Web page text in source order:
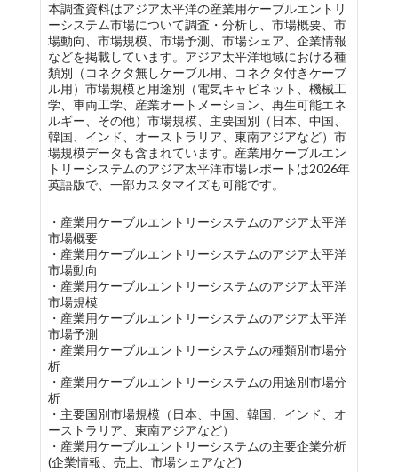
本調査資料はアジア太平洋の産業用ケーブルエントリ
ーシステム市場について調査・分析し、市場概要、市
場動向、市場規模、市場予測、市場シェア、企業情報
などを掲載しています。アジア太平洋地域における種
類別（コネクタ無しケーブル用、コネクタ付きケーブ
ル用）市場規模と用途別（電気キャビネット、機械工
学、車両工学、産業オートメーション、再生可能エネ
ルギー、その他）市場規模、主要国別（日本、中国、
韓国、インド、オーストラリア、東南アジアなど）市
場規模データも含まれています。産業用ケーブルエン
トリーシステムのアジア太平洋市場レポートは2026年
英語版で、一部カスタマイズも可能です。
・産業用ケーブルエントリーシステムのアジア太平洋
市場概要
・産業用ケーブルエントリーシステムのアジア太平洋
市場動向
・産業用ケーブルエントリーシステムのアジア太平洋
市場規模
・産業用ケーブルエントリーシステムのアジア太平洋
市場予測
・産業用ケーブルエントリーシステムの種類別市場分
析
・産業用ケーブルエントリーシステムの用途別市場分
析
・主要国別市場規模（日本、中国、韓国、インド、オ
ーストラリア、東南アジアなど）
・産業用ケーブルエントリーシステムの主要企業分析
(企業情報、売上、市場シェアなど)